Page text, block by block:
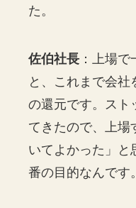
た。
佐伯社長 ：上場
と、これまで会
の還元です。スト
てきたので、上場
いてよかった」と
番の目的なんです。